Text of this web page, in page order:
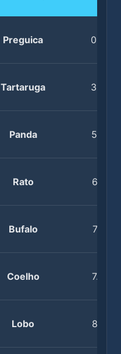
Preguica 0.0 -
Tartaruga 3.6 -
Panda 5.6 -
Rato 6.7 -
Bufalo 7.0 -
Coelho 7.6 -
Lobo 8.1 -